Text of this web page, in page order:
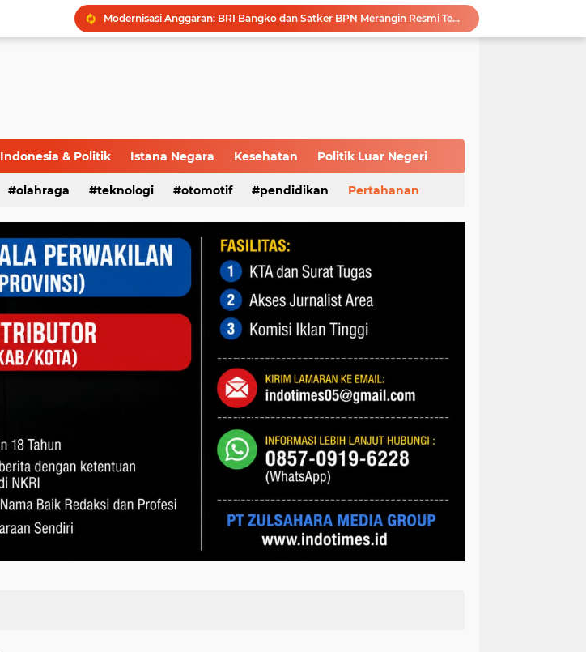
Modernisasi Anggaran: BRI Bangko dan Satker BPN Merangin Resmi Teken PKS Penerbitan KKP
Polri Presisi Diperkuat, Polda Sumsel dan GBR Sriwijaya Sepakat Bangun Kolaborasi untuk Kamtibmas
Perkuat Tata Kelola Perusahaan, Pertamina Patra Niaga Jalin Kerja Sama dengan Kejati Sumsel
Indonesia & Politik Istana Negara Kesehatan Politik Luar Negeri
olahraga teknologi otomotif pendidikan Pertahanan